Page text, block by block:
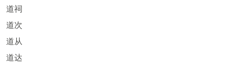
道祠
道次
道从
道达